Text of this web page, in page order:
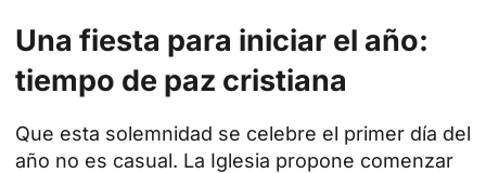
Una fiesta para iniciar el año:
tiempo de paz cristiana
Que esta solemnidad se celebre el primer día del
año no es casual. La Iglesia propone comenzar